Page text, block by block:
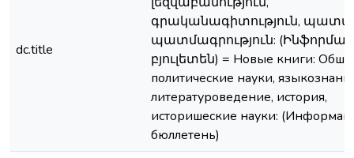
dc.title
գրականագիտություն,
պատմագրություն:
բյուլետեն) = Новые книги:
политические науки,
литературоведение, история,
историшеские науки:
бюллетень)